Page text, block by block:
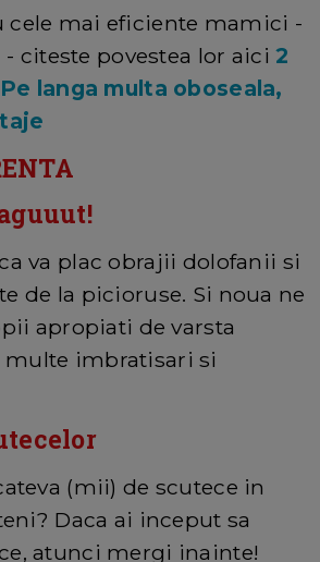
cele mai eficiente mamici -
citeste povestea lor aici2
langa multa oboseala,
va plac obrajii dolofanii si
de la picioruse. Si noua ne
apropiati de varsta
imbratisari si
(mii) de scutece in
Daca ai inceput sa
atunci mergi inainte!